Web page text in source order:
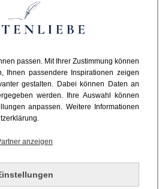
passen. Mit Ihrer Zustimmung können
Ihnen passendere Inspirationen zeigen
gestalten. Dabei können Daten an
werden. Ihre Auswahl können
anpassen. Weitere Informationen
anzeigen
schiefgelaufen.
Fehler aufgetreten.
Sie die Seite neu.